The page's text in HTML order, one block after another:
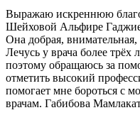
Выражаю искреннюю
Шейховой Альфире
Она добрая,
Лечусь у врача более трёх
поэтому обращаюсь за
отметить высокий
помогает мне бороться с
врачам. Габибова